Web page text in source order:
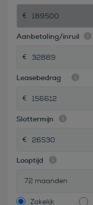
Aanbetaling/inruil
Leasebedrag
Slottermijn
Looptijd
72 maanden
Zakelijk